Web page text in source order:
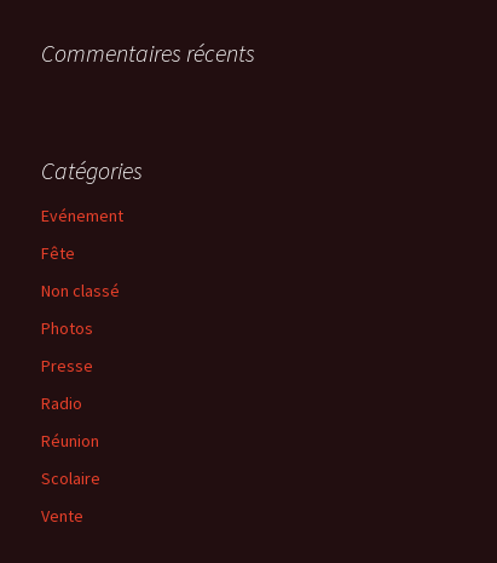
Commentaires récents
Catégories
Evénement
Fête
Non classé
Photos
Presse
Radio
Réunion
Scolaire
Vente